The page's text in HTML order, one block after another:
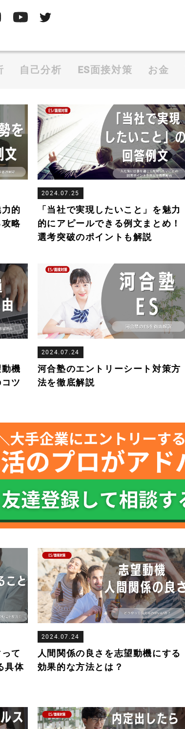
自己分析 ES面接対策 お金
的
略
2024.07.25
「当社で実現したいこと」を魅力
的にアピールできる例文まとめ！
選考突破のポイントも解説
機
ツ
2024.07.24
河合塾のエントリーシート対策方
法を徹底解説
て
具体
2024.07.24
人間関係の良さを志望動機にする
効果的な方法とは？